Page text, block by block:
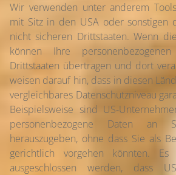
Wir verwenden unter anderem
mit Sitz in den USA oder sonstigen
nicht sicheren Drittstaaten. Wenn
können Ihre
Drittstaaten übertragen und dort
weisen darauf hin, dass in diesen
vergleichbares Datenschutzniveau
Beispielsweise sind US-
personenbezogene Daten an
herauszugeben, ohne dass Sie als
gerichtlich vorgehen könnten.
ausgeschlossen werden, dass